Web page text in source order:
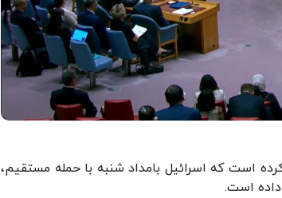
است که اسرائیل بامداد شنبه با حمله مستقیم،
داده است.